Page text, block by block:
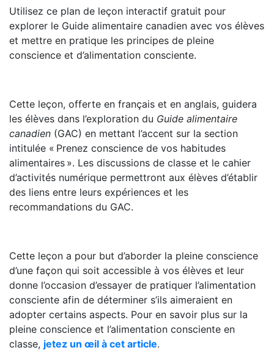
Utilisez ce plan de leçon interactif gratuit pour
explorer le Guide alimentaire canadien avec vos élèves
et mettre en pratique les principes de pleine
conscience et d’alimentation consciente.
Cette leçon, offerte en français et en anglais, guidera
les élèves dans l’exploration du Guide alimentaire
canadien (GAC) en mettant l’accent sur la section
intitulée « Prenez conscience de vos habitudes
alimentaires ». Les discussions de classe et le cahier
d’activités numérique permettront aux élèves d’établir
des liens entre leurs expériences et les
recommandations du GAC.
Cette leçon a pour but d’aborder la pleine conscience
d’une façon qui soit accessible à vos élèves et leur
donne l’occasion d’essayer de pratiquer l’alimentation
consciente afin de déterminer s’ils aimeraient en
adopter certains aspects. Pour en savoir plus sur la
pleine conscience et l’alimentation consciente en
classe, jetez un œil à cet article.